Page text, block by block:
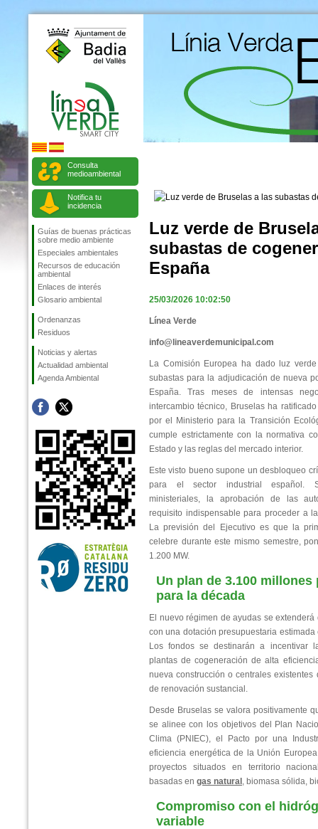
Consulta
medioambiental
Notifica tu
incidencia
Guías de buenas prácticas
sobre medio ambiente
Especiales ambientales
Recursos de educación
ambiental
Enlaces de interés
Glosario ambiental
Ordenanzas
Residuos
Noticias y alertas
Actualidad ambiental
Agenda Ambiental
Luz verde de
subastas de
España
25/03/2026 10:02:50
Línea Verde
info@lineaverdemunicipal.com
La Comisión Europea ha dado luz
subastas para la adjudicación de nueva
España. Tras meses de intensas
intercambio técnico, Bruselas ha
por el Ministerio para la Transición
cumple estrictamente con la normativa
Estado y las reglas del mercado interior.
Este visto bueno supone un desbloqueo
para el sector industrial español.
ministeriales, la aprobación de las
requisito indispensable para proceder a
La previsión del Ejecutivo es que la
celebre durante este mismo semestre,
1.200 MW.
Un plan de 3.100
para la década
El nuevo régimen de ayudas se
con una dotación presupuestaria
Los fondos se destinarán a incentivar
plantas de cogeneración de alta
nueva construcción o centrales
de renovación sustancial.
Desde Bruselas se valora positivamente
se alinee con los objetivos del Plan
Clima (PNIEC), el Pacto por una
eficiencia energética de la Unión
proyectos situados en territorio
basadas en gas natural , biomasa sólida,
Compromiso con el
variable